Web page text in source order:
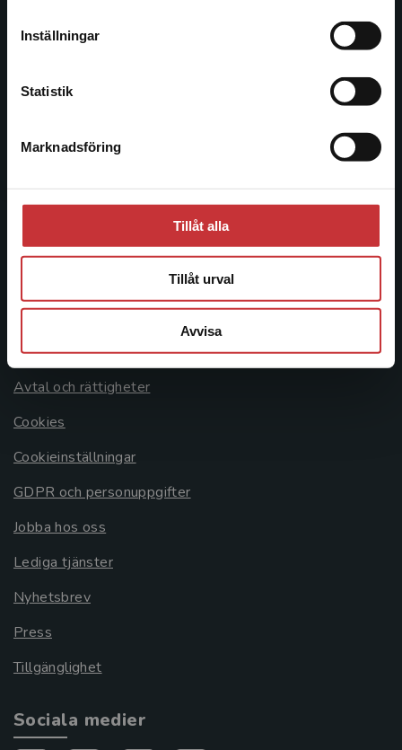
Inställningar
Statistik
Marknadsföring
Tillåt alla
Tillåt urval
Avvisa
Kundservice
046-31 21 00
Systemkrav
Allmänna länkar
Om oss
Avtal och rättigheter
Cookies
Cookieinställningar
GDPR och personuppgifter
Jobba hos oss
Lediga tjänster
Nyhetsbrev
Press
Tillgänglighet
Sociala medier